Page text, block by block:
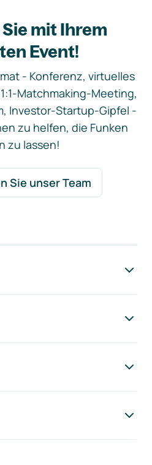
mit Ihrem
Event!
- Konferenz, virtuelles
Matchmaking-Meeting,
Investor-Startup-Gipfel -
zu helfen, die Funken
zu lassen!
Sie unser Team